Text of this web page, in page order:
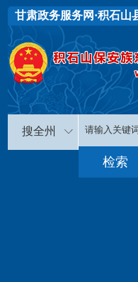
甘肃政务服务网·积石山
搜全州